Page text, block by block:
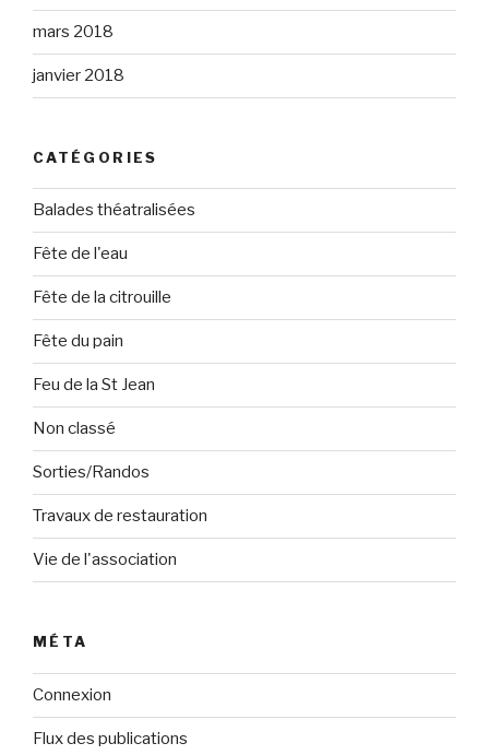
mars 2018
janvier 2018
CATÉGORIES
Balades théatralisées
Fête de l'eau
Fête de la citrouille
Fête du pain
Feu de la St Jean
Non classé
Sorties/Randos
Travaux de restauration
Vie de l'association
MÉTA
Connexion
Flux des publications